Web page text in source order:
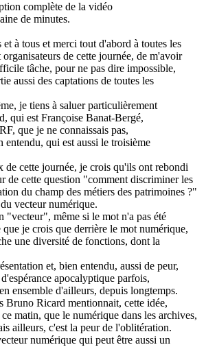
complète de la vidéo
de minutes.
à tous et merci tout d'abord à toutes les
organisateurs de cette journée, de m'avoir
tâche, pour ne pas dire impossible,
aussi des captations de toutes les
je tiens à saluer particulièrement
qui est Françoise Banat-Bergé,
que je ne connaissais pas,
entendu, qui est aussi le troisième
de cette journée, je crois qu'ils ont rebondi
de cette question "comment discriminer les
du champ des métiers des patrimoines ?"
vecteur numérique.
"vecteur", même si le mot n'a pas été
que je crois que derrière le mot numérique,
une diversité de fonctions, dont la
et, bien entendu, aussi de peur,
apocalyptique parfois,
ensemble d'ailleurs, depuis longtemps.
Bruno Ricard mentionnait, cette idée,
matin, que le numérique dans les archives,
ailleurs, c'est la peur de l'oblitération.
numérique qui peut être aussi un